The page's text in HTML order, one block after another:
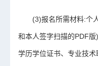
(3)报名所需材料:个
和本人签字扫描的PDF版
学历学位证书、专业技